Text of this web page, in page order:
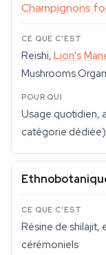
Champignons
Reishi, Lion's
Mushrooms
Usage quotidien,
catégorie dédiée)
Résine de shilajit,
cérémoniels